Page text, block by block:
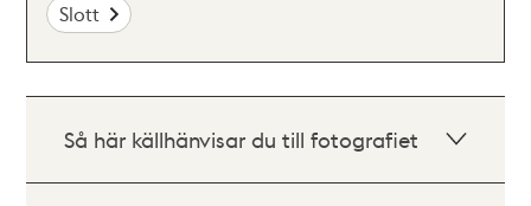
Slott
Så här källhänvisar du till fotografiet